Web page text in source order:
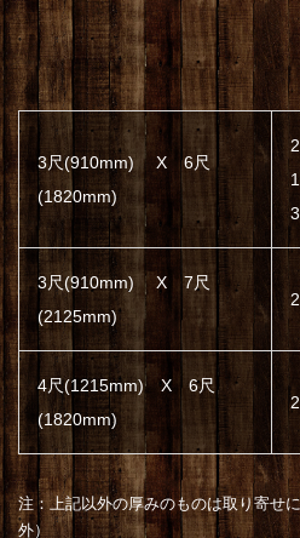
3尺(910mm) X 6尺
(1820mm)
3尺(910mm) X 7尺
(2125mm)
4尺(1215mm) X 6尺
(1820mm)
注：上記以外の厚みのものは取り寄せ
外）